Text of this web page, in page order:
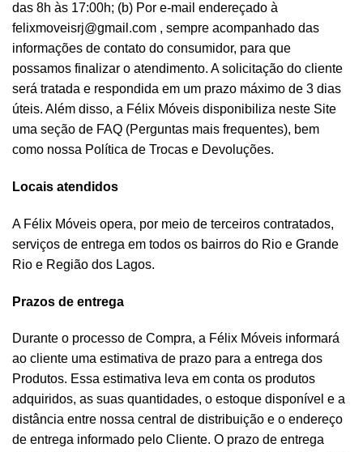
das 8h às 17:00h; (b) Por e-mail endereçado à
felixmoveisrj@gmail.com , sempre acompanhado das
informações de contato do consumidor, para que
possamos finalizar o atendimento. A solicitação do cliente
será tratada e respondida em um prazo máximo de 3 dias
úteis. Além disso, a Félix Móveis disponibiliza neste Site
uma seção de FAQ (Perguntas mais frequentes), bem
como nossa Política de Trocas e Devoluções.
Locais atendidos
A Félix Móveis opera, por meio de terceiros contratados,
serviços de entrega em todos os bairros do Rio e Grande
Rio e Região dos Lagos.
Prazos de entrega
Durante o processo de Compra, a Félix Móveis informará
ao cliente uma estimativa de prazo para a entrega dos
Produtos. Essa estimativa leva em conta os produtos
adquiridos, as suas quantidades, o estoque disponível e a
distância entre nossa central de distribuição e o endereço
de entrega informado pelo Cliente. O prazo de entrega